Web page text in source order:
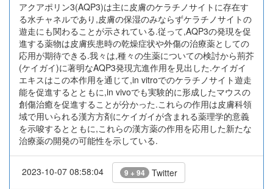
アクアポリン3(AQP3)は主に皮膚のケラチノサイトに存在す
る水チャネルであり,皮膚の保湿のみならずケラチノサイトの
遊走にも関わることが示されている.従って,AQP3の発現を促
進する薬物は皮膚疾患時の乾燥症状や外傷の治療薬としての
応用が期待できる.我々は,種々の生薬についての検討から荊芥
(ケイガイ)に著明なAQP3発現亢進作用を見出した.ケイガイ
エキスはこの本作用を通じて,in vitroでのケラチノサイト遊走
能を促進するとともに,in vivoでも実験的に形成したマウスの
創傷治癒を促進することが分かった.これらの作用は皮膚科領
域で用いられる漢方方剤にケイガイが含まれる薬理学的意義
を示唆するとともに,これらの漢方薬の作用を応用した新たな
治療薬の開発の可能性を示している.
2023-10-07 08:58:04 9 + 94 Twitter